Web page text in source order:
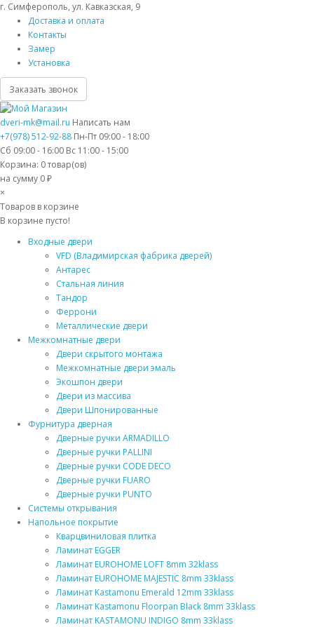
г. Симферополь, ул. Кавказская, 9
Доставка и оплата
Контакты
Замер
Установка
Заказать звонок
dveri-mk@mail.ru Написать нам
+7(978) 512-92-88 Пн-Пт 09:00 - 18:00
Сб 09:00 - 16:00 Вс 11:00 - 15:00
Корзина: 0товар(ов)
на сумму 0 ₽
×
Товаров в корзине
В корзине пусто!
Входные двери
VFD (Владимирская фабрика дверей)
Антарес
Стальная линия
Тандор
Феррони
Металлические двери
Межкомнатные двери
Двери скрытого монтажа
Межкомнатные двери эмаль
Экошпон двери
Двери из массива
Двери Шпонированные
Фурнитура дверная
Дверные ручки ARMADILLO
Дверные ручки PALLINI
Дверные ручки CODE DECO
Дверные ручки FUARO
Дверные ручки PUNTO
Системы открывания
Напольное покрытие
Кварцвиниловая плитка
Ламинат EGGER
Ламинат EUROHOME LOFT 8mm 32klass
Ламинат EUROHOME MAJESTIC 8mm 33klass
Ламинат Kastamonu Emerald 12mm 33klass
Ламинат Kastamonu Floorpan Black 8mm 33klass
Ламинат KASTAMONU INDIGO 8mm 33klass